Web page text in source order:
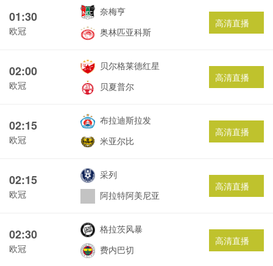
01:30
欧冠
奈梅亨
奥林匹亚科斯
高清直播
02:00
欧冠
贝尔格莱德红星
贝夏普尔
高清直播
02:15
欧冠
布拉迪斯拉发
米亚尔比
高清直播
02:15
欧冠
采列
阿拉特阿美尼亚
高清直播
02:30
欧冠
格拉茨风暴
费内巴切
高清直播